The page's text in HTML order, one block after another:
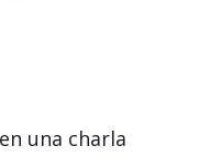
una charla